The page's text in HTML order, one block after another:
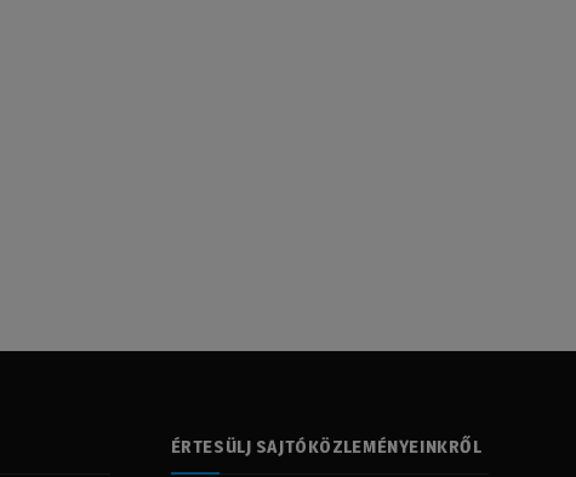
ÉRTESÜLJ SAJTÓKÖZLEMÉNYEINKRŐL